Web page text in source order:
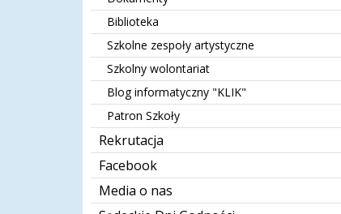
Biblioteka
Szkolne zespoły artystyczne
Szkolny wolontariat
Blog informatyczny "KLIK"
Patron Szkoły
Rekrutacja
Facebook
Media o nas